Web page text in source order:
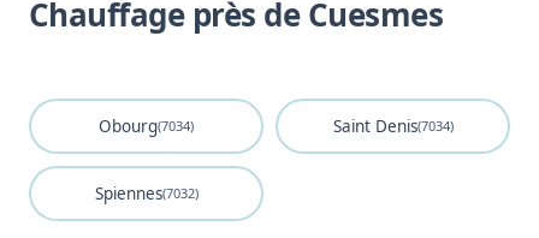
Chauffage près de Cuesmes
Obourg(7034) Saint Denis(7034)
Spiennes(7032)